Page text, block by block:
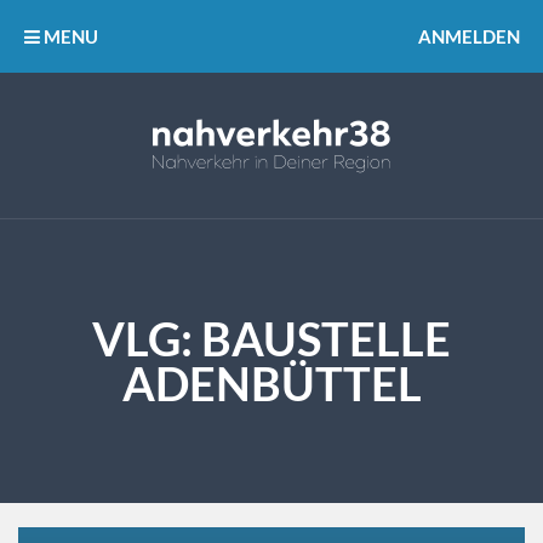
MENU ANMELDEN
VLG: BAUSTELLE
ADENBÜTTEL